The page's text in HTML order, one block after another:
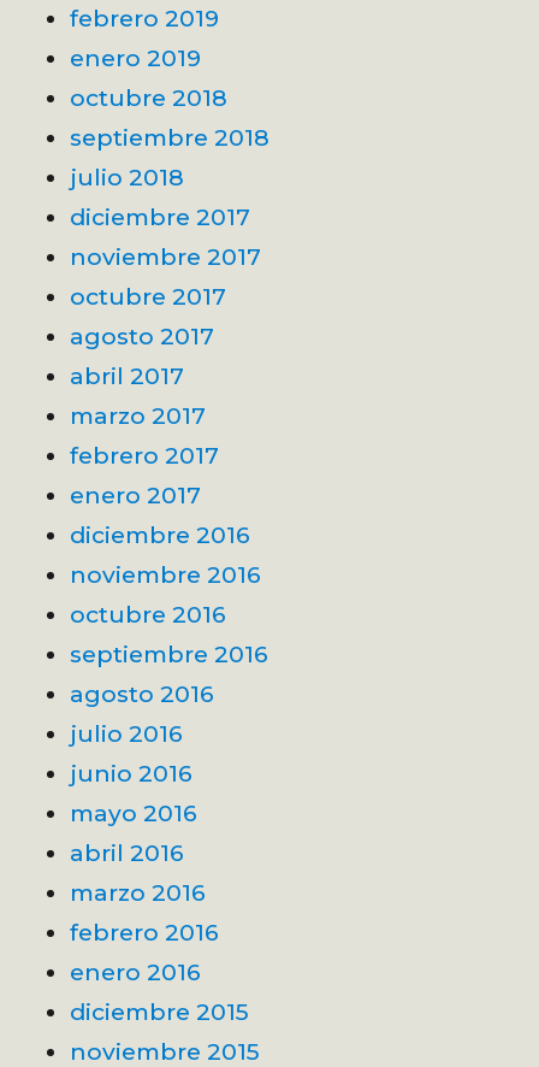
febrero 2019
enero 2019
octubre 2018
septiembre 2018
julio 2018
diciembre 2017
noviembre 2017
octubre 2017
agosto 2017
abril 2017
marzo 2017
febrero 2017
enero 2017
diciembre 2016
noviembre 2016
octubre 2016
septiembre 2016
agosto 2016
julio 2016
junio 2016
mayo 2016
abril 2016
marzo 2016
febrero 2016
enero 2016
diciembre 2015
noviembre 2015